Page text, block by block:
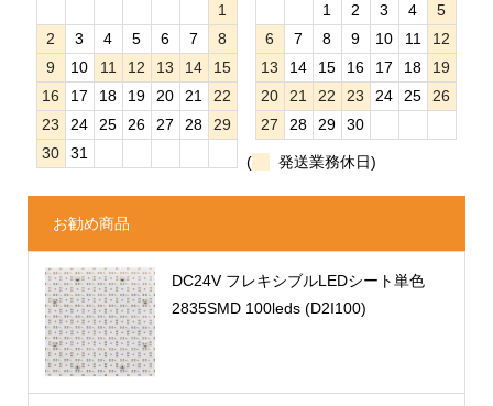
1
2
3 4 5 6 7
8
9
10 11 12 13 14
15
16
17 18 19 20 21
22
23
24 25 26 27 28
29
30
31
1
2 3 4
5
6
7 8 9 10 11
12
13
14 15 16 17 18
19
20
21 22 23 24 25
26
27
28 29 30
( 発送業務休日)
お勧め商品
DC24V フレキシブルLEDシート単色
2835SMD 100leds (D2I100)